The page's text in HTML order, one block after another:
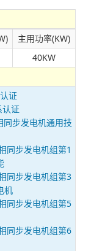
主用功率(KW)
40KW
证
认证
步发电机通用技
同步发电机组第1
同步发电机组第3
机
同步发电机组第5
同步发电机组第6